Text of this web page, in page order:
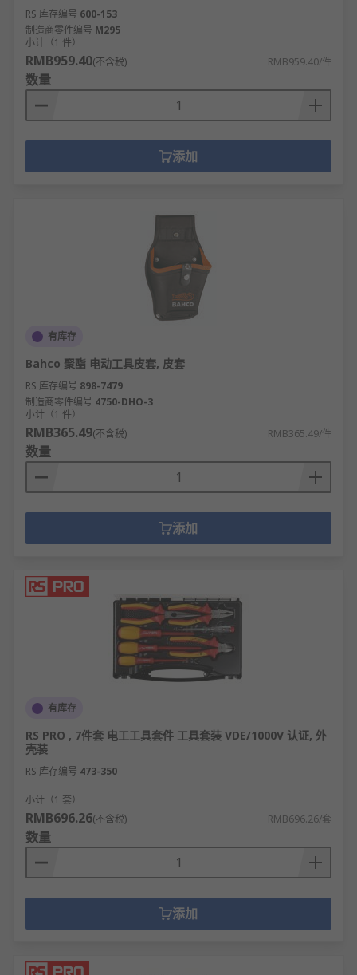
RS 库存编号 600-153
制造商零件编号 M295
小计（1 件）
RMB959.40(不含税) RMB959.40/件
数量
添加
有库存
Bahco 聚酯 电动工具皮套, 皮套
RS 库存编号 898-7479
制造商零件编号 4750-DHO-3
小计（1 件）
RMB365.49(不含税) RMB365.49/件
数量
添加
有库存
RS PRO , 7件套 电工工具套件 工具套装 VDE/1000V 认证, 外
壳装
RS 库存编号 473-350
小计（1 套）
RMB696.26(不含税) RMB696.26/套
数量
添加